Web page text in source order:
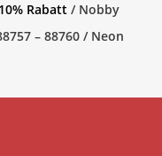
10% Rabatt / Nobby
– 88760 / Neon